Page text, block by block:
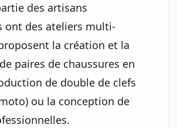
des artisans
ont des ateliers multi-
la création et la
paires de chaussures en
de double de clefs
ou la conception de